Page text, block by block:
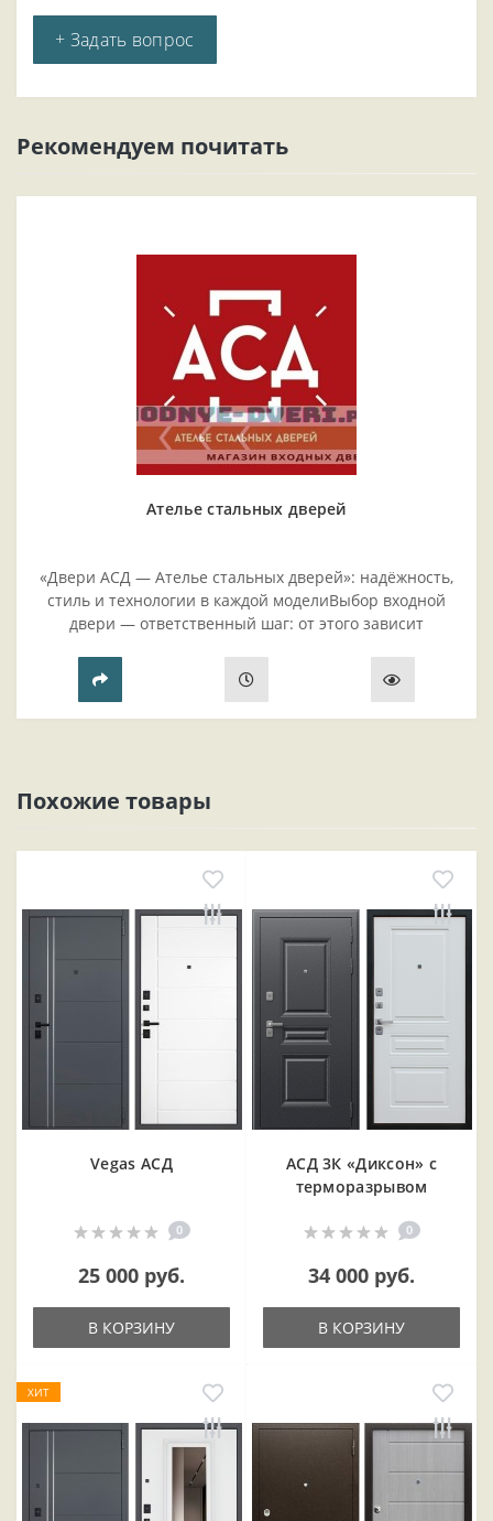
+ Задать вопрос
Рекомендуем почитать
Ателье стальных дверей
«Двери АСД — Ателье стальных дверей»: надёжность,
стиль и технологии в каждой моделиВыбор входной
двери — ответственный шаг: от этого зависит
прихожей..
Похожие товары
Vegas АСД
0
25 000 руб.
В КОРЗИНУ
АСД 3К «Диксон» с
терморазрывом
0
34 000 руб.
В КОРЗИНУ
ХИТ